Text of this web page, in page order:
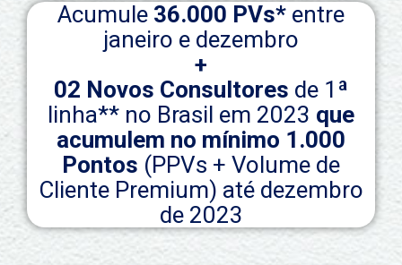
Acumule 36.000 PVs* entre
janeiro e dezembro
+
02 Novos Consultores de 1ª
linha** no Brasil em 2023 que
acumulem no mínimo 1.000
Pontos (PPVs + Volume de
Cliente Premium) até dezembro
de 2023